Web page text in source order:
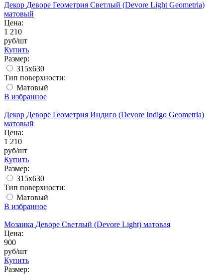
Декор Деворе Геометрия Светлый (Devore Light Geometria)
матовый
Цена:
1 210
руб/шт
Купить
Размер:
315x630
Тип поверхности:
Матовый
В избранное
Декор Деворе Геометрия Индиго (Devore Indigo Geometria)
матовый
Цена:
1 210
руб/шт
Купить
Размер:
315x630
Тип поверхности:
Матовый
В избранное
Мозаика Деворе Светлый (Devore Light) матовая
Цена:
900
руб/шт
Купить
Размер: